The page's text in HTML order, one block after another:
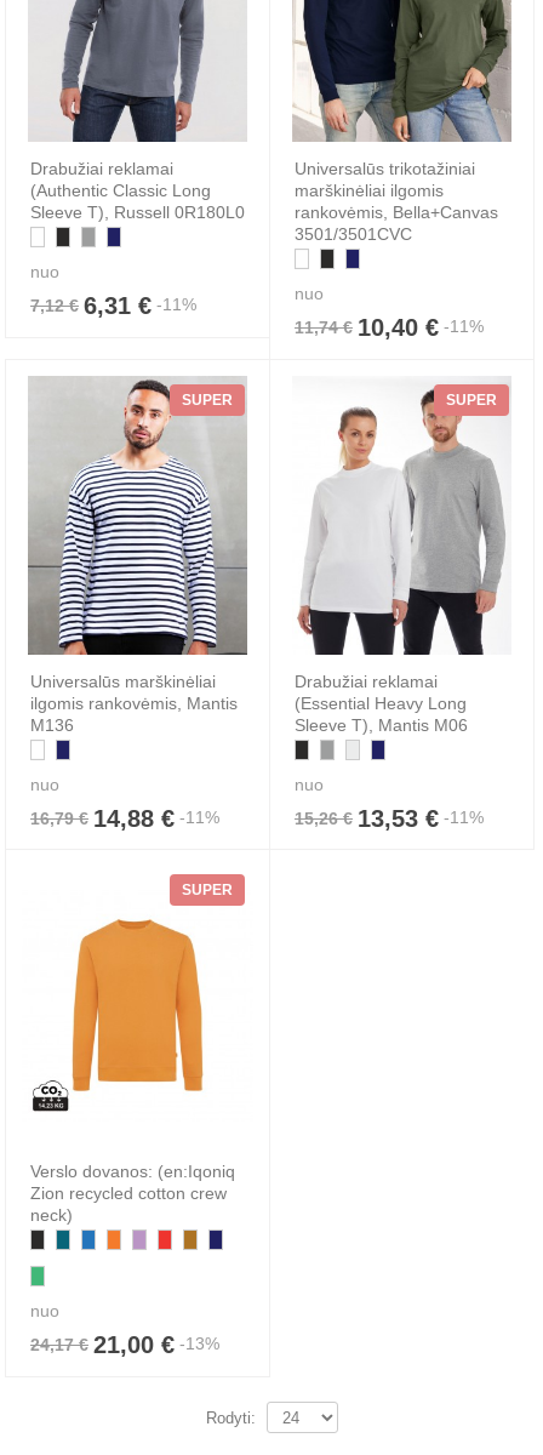
Drabužiai reklamai
(Authentic Classic Long
Sleeve T), Russell 0R180L0
nuo
7,12 € 6,31 € -11%
Universalūs trikotažiniai
marškinėliai ilgomis
rankovėmis, Bella+Canvas
3501/3501CVC
nuo
11,74 € 10,40 € -11%
SUPER
Universalūs marškinėliai
ilgomis rankovėmis, Mantis
M136
nuo
16,79 € 14,88 € -11%
SUPER
Drabužiai reklamai
(Essential Heavy Long
Sleeve T), Mantis M06
nuo
15,26 € 13,53 € -11%
SUPER
Verslo dovanos: (en:Iqoniq
Zion recycled cotton crew
neck)
nuo
24,17 € 21,00 € -13%
Rodyti: